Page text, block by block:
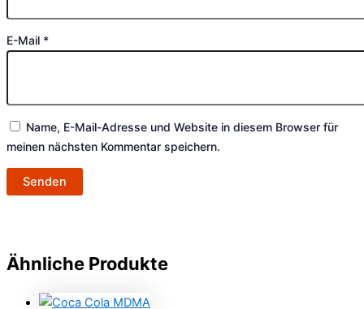
E-Mail *
Name, E-Mail-Adresse und Website in diesem Browser für
meinen nächsten Kommentar speichern.
Ähnliche Produkte